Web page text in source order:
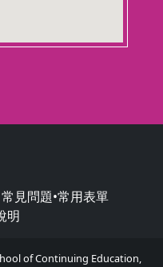
常見問題•常用表單
明
of Continuing Education,